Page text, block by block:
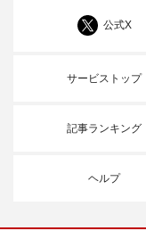
公式X
サービストップ
記事ランキング
ヘルプ